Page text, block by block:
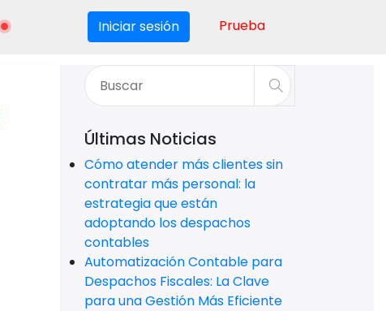
Iniciar sesión Prueba
Últimas Noticias
Cómo atender más clientes sin
contratar más personal: la
estrategia que están
adoptando los despachos
contables
Automatización Contable para
Despachos Fiscales: La Clave
para una Gestión Más Eficiente